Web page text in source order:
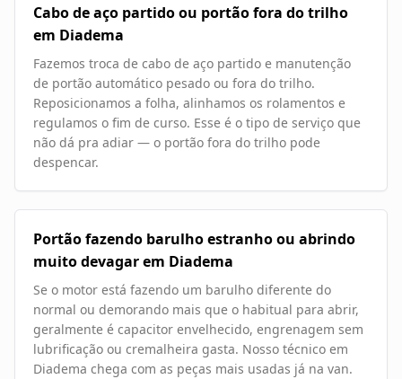
Cabo de aço partido ou portão fora do trilho
em Diadema
Fazemos troca de cabo de aço partido e manutenção
de portão automático pesado ou fora do trilho.
Reposicionamos a folha, alinhamos os rolamentos e
regulamos o fim de curso. Esse é o tipo de serviço que
não dá pra adiar — o portão fora do trilho pode
despencar.
Portão fazendo barulho estranho ou abrindo
muito devagar em Diadema
Se o motor está fazendo um barulho diferente do
normal ou demorando mais que o habitual para abrir,
geralmente é capacitor envelhecido, engrenagem sem
lubrificação ou cremalheira gasta. Nosso técnico em
Diadema chega com as peças mais usadas já na van.